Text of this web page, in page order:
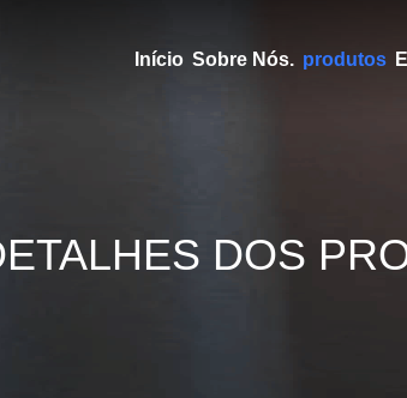
Início Sobre Nós. produtos
DOS